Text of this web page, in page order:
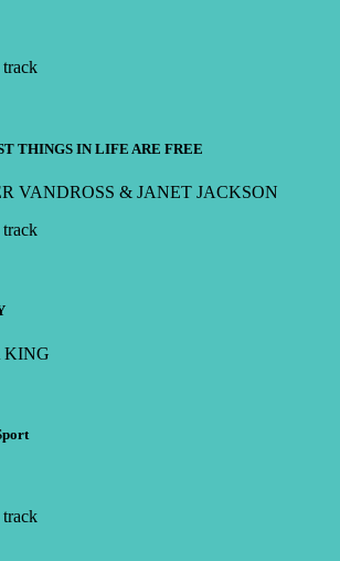
THINGS IN LIFE ARE FREE
VANDROSS & JANET JACKSON